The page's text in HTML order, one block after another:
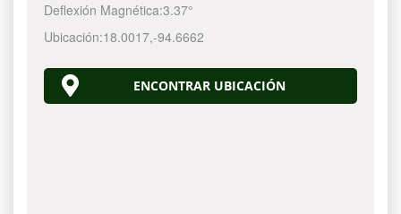
Deflexión Magnética:3.37°
Ubicación:18.0017,-94.6662
ENCONTRAR UBICACIÓN